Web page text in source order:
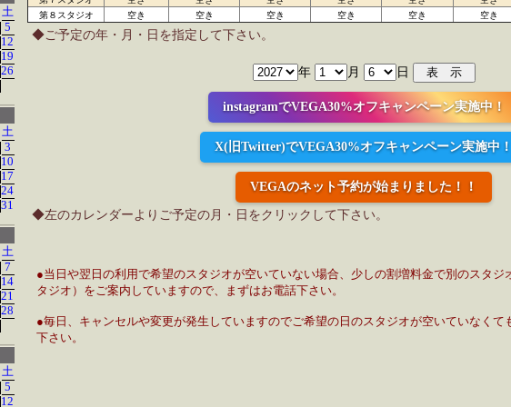
第８スタジオ
空き 空き 空き 空き 空き 空き
◆ご予定の年・月・日を指定して下さい。
年 月 日
instagramでVEGA30%オフキャンペーン実施中！
X(旧Twitter)でVEGA30%オフキャンペーン実施中
VEGAのネット予約が始まりました！！
◆左のカレンダーよりご予定の月・日をクリックして下さい。
●当日や翌日の利用で希望のスタジオが空いていない場合、少しの割増料金で別のスタジ
タジオ）をご案内していますので、まずはお電話下さい。
●毎日、キャンセルや変更が発生していますのでご希望の日のスタジオが空いていなくて
下さい。
土
5
12
19
26
土
3
10
17
24
31
土
7
14
21
28
土
5
12